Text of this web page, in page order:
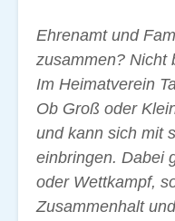
Ehrenamt und
zusammen? Nicht
Im Heimatverein
Ob Groß oder
und kann sich mit
einbringen. Dabei
oder Wettkampf,
Zusammenhalt